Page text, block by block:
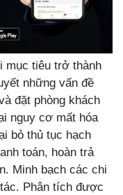
mục tiêu trở thành
những vấn đề
đặt phòng khách
nguy cơ mất hóa
bỏ thủ tục hạch
toán, hoàn trả
Minh bạch các chi
Phân tích được